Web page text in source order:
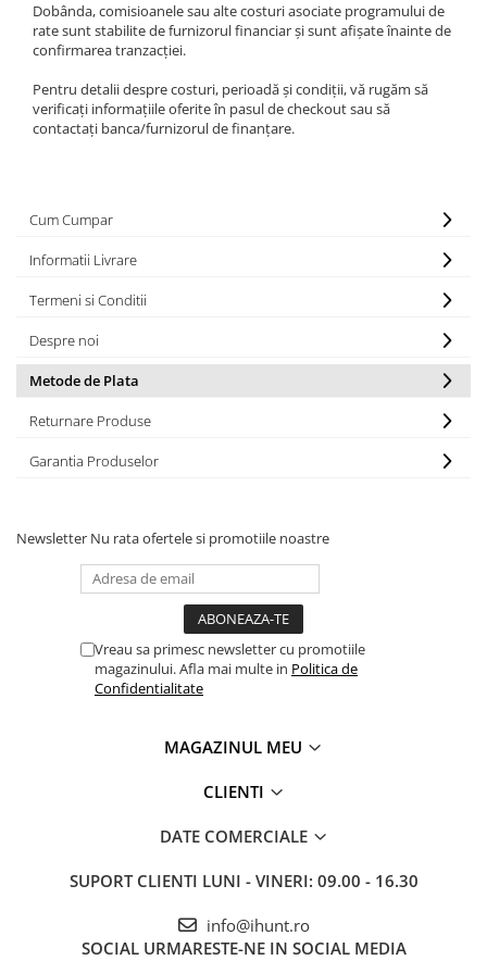
Tablete Doogee
Produse Hotwav
Produse Unihertz
Telefoane Mobile Unihertz
Telefoane Mobile Blackview
Tablete Blackview
Telefoane Mobile Fossibot
Tablete Fossibot
Tablete Oukitel
Stații de Încărcare Rezidențiale /
Stații de Încărcare Comerciale /
Profesionale
Dobânda, comisioanele sau alte costuri asociate programului de
rate sunt stabilite de furnizorul financiar și sunt afișate înainte de
confirmarea tranzacției.
Pentru detalii despre costuri, perioadă și condiții, vă rugăm să
verificați informațiile oferite în pasul de checkout sau să
contactați banca/furnizorul de finanțare.
Cum Cumpar
Informatii Livrare
Termeni si Conditii
Despre noi
Metode de Plata
Returnare Produse
Garantia Produselor
Newsletter Nu rata ofertele si promotiile noastre
Vreau sa primesc newsletter cu promotiile
magazinului. Afla mai multe in Politica de
Confidentialitate
MAGAZINUL MEU
CLIENTI
DATE COMERCIALE
SUPORT CLIENTI LUNI - VINERI: 09.00 - 16.30
info@ihunt.ro
SOCIAL URMARESTE-NE IN SOCIAL MEDIA